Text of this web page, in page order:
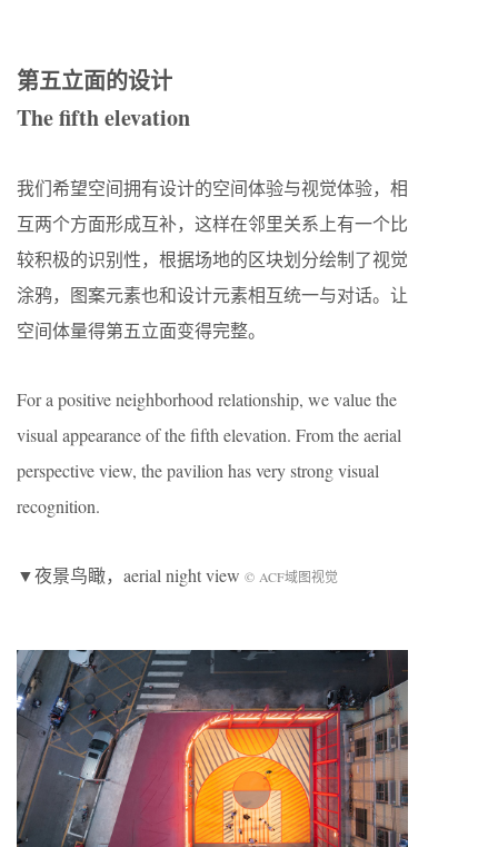
第五立面的设计
The fifth elevation
我们希望空间拥有设计的空间体验与视觉体验，相
互两个方面形成互补，这样在邻里关系上有一个比
较积极的识别性，根据场地的区块划分绘制了视觉
涂鸦，图案元素也和设计元素相互统一与对话。让
空间体量得第五立面变得完整。
For a positive neighborhood relationship, we value the
visual appearance of the fifth elevation. From the aerial
perspective view, the pavilion has very strong visual
recognition.
▼夜景鸟瞰，aerial night view © ACF域图视觉